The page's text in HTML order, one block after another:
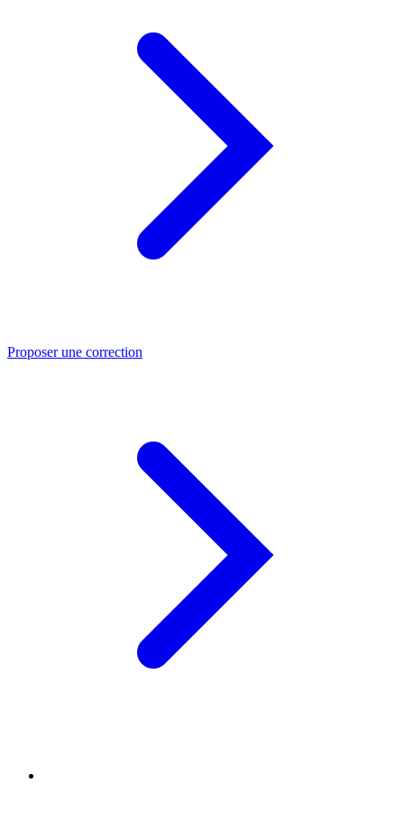
Proposer une correction